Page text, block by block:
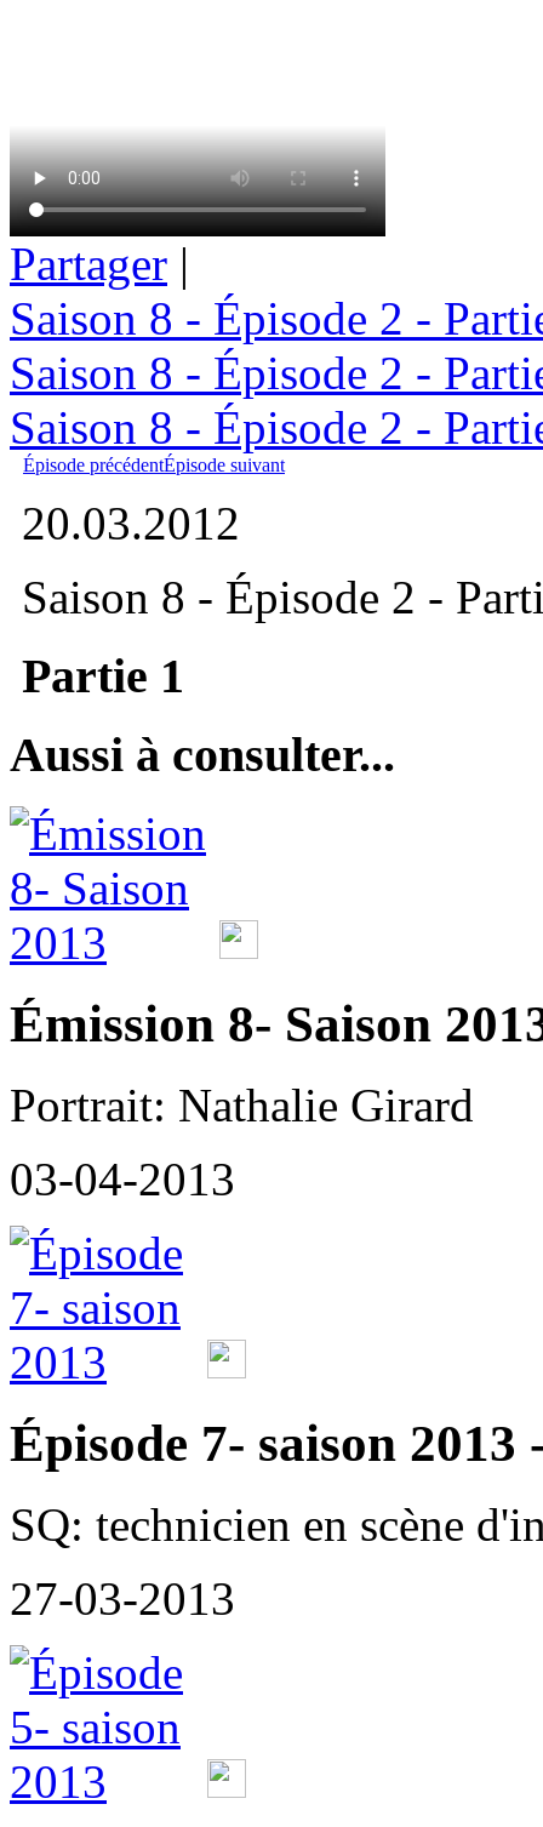
Partager |
Saison 8 - Épisode 2 -
Saison 8 - Épisode 2 -
Saison 8 - Épisode 2 -
Épisode précédentÉpisode suivant
20.03.2012
Saison 8 - Épisode 2 -
Partie 1
Aussi à consulter...
Émission 8- Saison
Portrait: Nathalie Girard
03-04-2013
Épisode 7- saison 2013
SQ: technicien en scène
27-03-2013